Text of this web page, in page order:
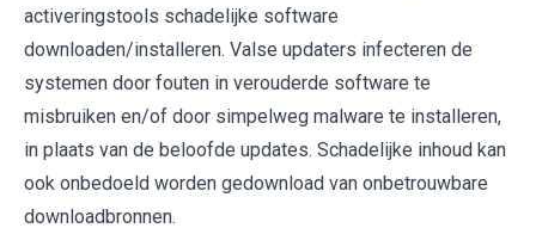
activeringstools schadelijke software
downloaden/installeren. Valse updaters infecteren de
systemen door fouten in verouderde software te
misbruiken en/of door simpelweg malware te installeren,
in plaats van de beloofde updates. Schadelijke inhoud kan
ook onbedoeld worden gedownload van onbetrouwbare
downloadbronnen.